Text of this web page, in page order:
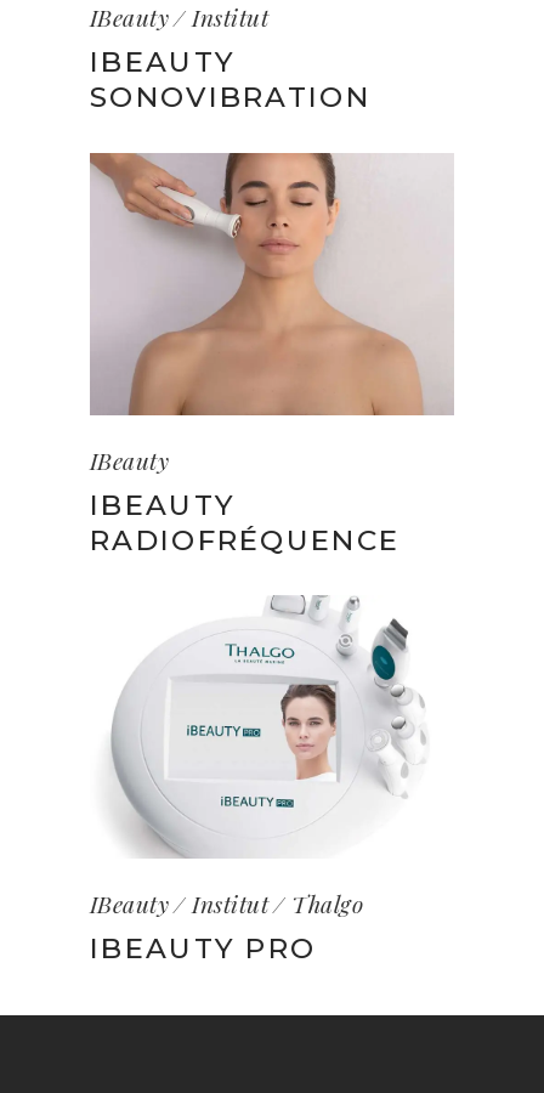
IBeauty Institut
IBEAUTY
SONOVIBRATION
IBeauty
IBEAUTY
RADIOFRÉQUENCE
IBeauty Institut Thalgo
IBEAUTY PRO